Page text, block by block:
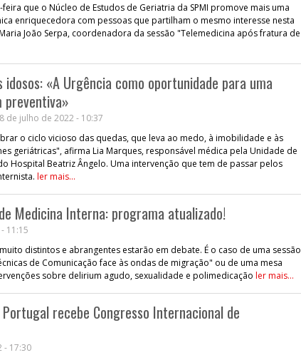
feira que o Núcleo de Estudos de Geriatria da SPMI promove mais uma
enriquecedora com pessoas que partilham o mesmo interesse nesta
João Serpa, coordenadora da sessão "Telemedicina após fratura de
idosos: «A Urgência como oportunidade para uma
preventiva»
de julho de 2022 - 10:37
o ciclo vicioso das quedas, que leva ao medo, à imobilidade e às
geriátricas", afirma Lia Marques, responsável médica pela Unidade de
Hospital Beatriz Ângelo. Uma intervenção que tem de passar pelos
ler mais...
Medicina Interna: programa atualizado!
11:15
distintos e abrangentes estarão em debate. É o caso de uma sessão
de Comunicação face às ondas de migração" ou de uma mesa
sobre delirium agudo, sexualidade e polimedicação ler mais...
recebe Congresso Internacional de
- 17:30